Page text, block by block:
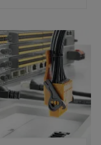
una conexión por